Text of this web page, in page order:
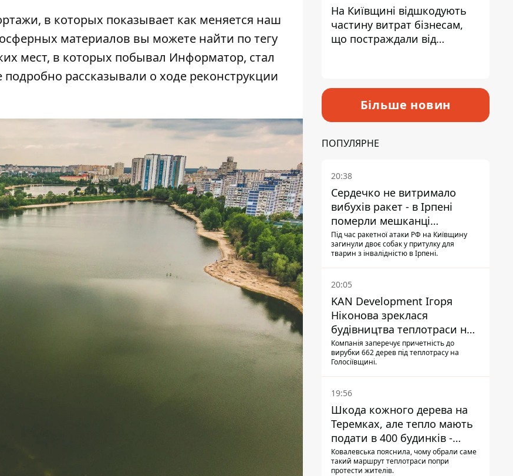
в которых показывает как меняется наш
материалов вы можете найти по тегу
мест, в которых побывал Информатор, стал
подробно рассказывали о ходе реконструкции
На Київщині відшкодують
частину витрат бізнесам,
що постраждали від
Більше новин
ПОПУЛЯРНЕ
20:38
Сердечко не витримало
вибухів ракет - в Ірпені
померли мешканці
притулку для собак з
інвалідністю
Під час ракетної атаки РФ на Київщину
загинули двоє собак у притулку для
тварин з інвалідністю в Ірпені.
20:05
KAN Development Ігоря
Ніконова зреклася
будівництва теплотраси на
Теремках
Компанія заперечує причетність до
вирубки 662 дерев під теплотрасу на
Голосіївщині.
19:56
Шкода кожного дерева на
Теремках, але тепло мають
подати в 400 будинків -
депутатка Київради
Ковалевська пояснила, чому обрали саме
такий маршрут теплотраси попри
протести жителів.